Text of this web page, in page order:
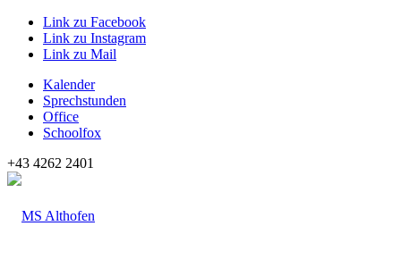
Link zu Facebook
Link zu Instagram
Link zu Mail
Kalender
Sprechstunden
Office
Schoolfox
+43 4262 2401